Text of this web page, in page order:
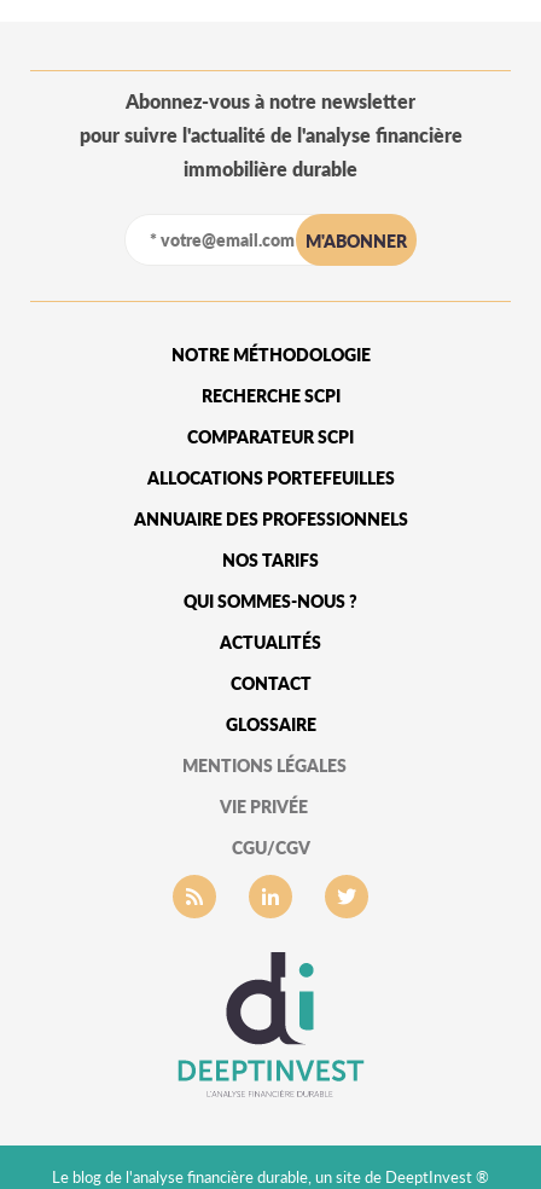
Abonnez-vous à notre newsletter
pour suivre l'actualité de l'analyse financière
immobilière durable
NOTRE MÉTHODOLOGIE
RECHERCHE SCPI
COMPARATEUR SCPI
ALLOCATIONS PORTEFEUILLES
ANNUAIRE DES PROFESSIONNELS
NOS TARIFS
QUI SOMMES-NOUS ?
ACTUALITÉS
CONTACT
GLOSSAIRE
MENTIONS LÉGALES
VIE PRIVÉE
CGU/CGV
Le blog de l'analyse financière durable, un site de DeeptInvest ®